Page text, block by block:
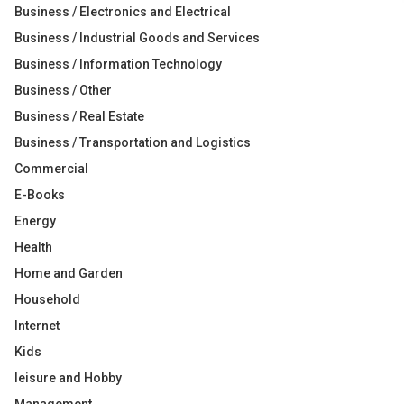
Business / Electronics and Electrical
Business / Industrial Goods and Services
Business / Information Technology
Business / Other
Business / Real Estate
Business / Transportation and Logistics
Commercial
E-Books
Energy
Health
Home and Garden
Household
Internet
Kids
leisure and Hobby